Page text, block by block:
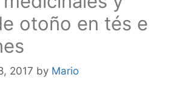
otoño en tés e
2017 by Mario